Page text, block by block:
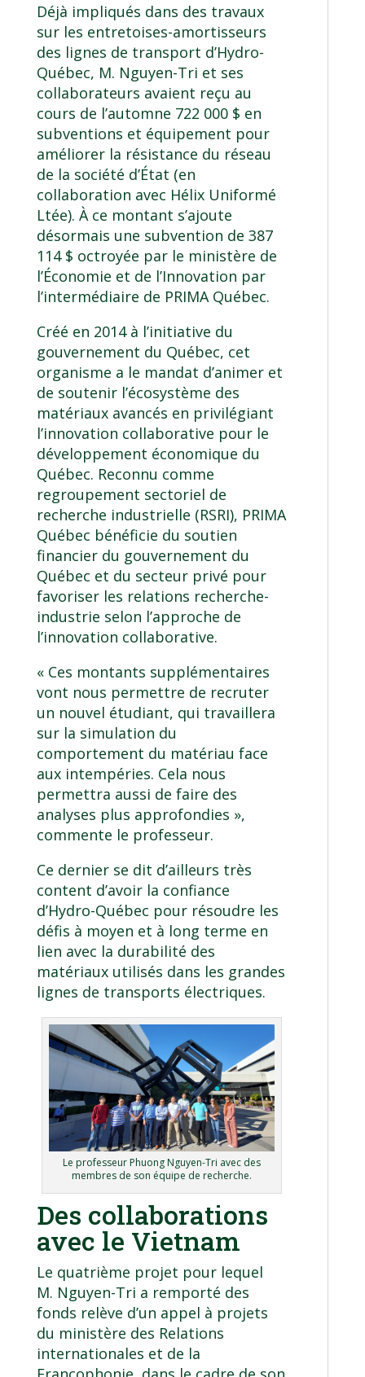
Déjà impliqués dans des travaux
sur les entretoises-amortisseurs
des lignes de transport d’Hydro-
Québec, M. Nguyen-Tri et ses
collaborateurs avaient reçu au
cours de l’automne 722 000 $ en
subventions et équipement pour
améliorer la résistance du réseau
de la société d’État (en
collaboration avec Hélix Uniformé
Ltée). À ce montant s’ajoute
désormais une subvention de 387
114 $ octroyée par le ministère de
l’Économie et de l’Innovation par
l’intermédiaire de PRIMA Québec.
Créé en 2014 à l’initiative du
gouvernement du Québec, cet
organisme a le mandat d’animer et
de soutenir l’écosystème des
matériaux avancés en privilégiant
l’innovation collaborative pour le
développement économique du
Québec. Reconnu comme
regroupement sectoriel de
recherche industrielle (RSRI), PRIMA
Québec bénéficie du soutien
financier du gouvernement du
Québec et du secteur privé pour
favoriser les relations recherche-
industrie selon l’approche de
l’innovation collaborative.
« Ces montants supplémentaires
vont nous permettre de recruter
un nouvel étudiant, qui travaillera
sur la simulation du
comportement du matériau face
aux intempéries. Cela nous
permettra aussi de faire des
analyses plus approfondies »,
commente le professeur.
Ce dernier se dit d’ailleurs très
content d’avoir la confiance
d’Hydro-Québec pour résoudre les
défis à moyen et à long terme en
lien avec la durabilité des
matériaux utilisés dans les grandes
lignes de transports électriques.
Le professeur Phuong Nguyen-Tri avec des
membres de son équipe de recherche.
Des collaborations
avec le Vietnam
Le quatrième projet pour lequel
M. Nguyen-Tri a remporté des
fonds relève d’un appel à projets
du ministère des Relations
internationales et de la